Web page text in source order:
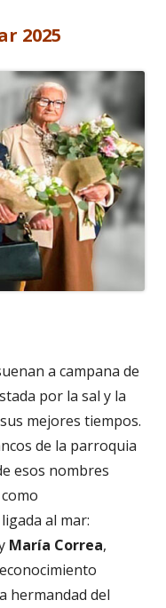
2025
a campana de
por la sal y la
mejores tiempos.
de la parroquia
esos nombres
al mar:
María Correa,
hermandad del